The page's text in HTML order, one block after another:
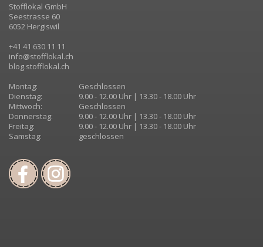
Stofflokal GmbH
Seestrasse 60
6052 Hergiswil
+41 41 630 11 11
info@stofflokal.ch
blog.stofflokal.ch
Montag:
Geschlossen
Dienstag:
9.00 - 12.00 Uhr | 13.30 - 18.00 Uhr
Mittwoch:
Geschlossen
Donnerstag:
9.00 - 12.00 Uhr | 13.30 - 18.00 Uhr
Freitag:
9.00 - 12.00 Uhr | 13.30 - 18.00 Uhr
Samstag:
geschlossen